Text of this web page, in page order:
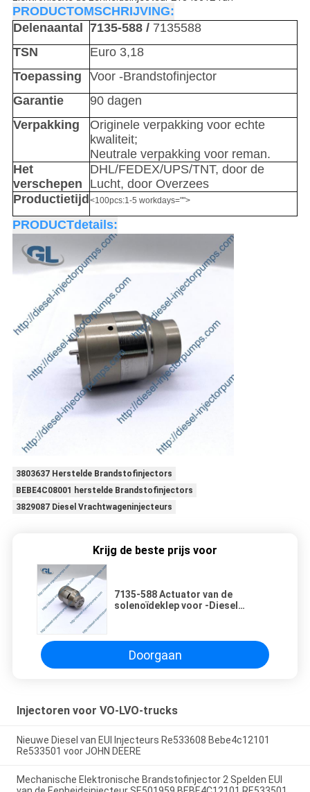
PRODUCTOMSCHRIJVING:
Delenaantal
7135-588 / 7135588
TSN
Euro 3,18
Toepassing
Voor -Brandstofinjector
Garantie
90 dagen
Verpakking
Originele verpakking voor echte
kwaliteit;
Neutrale verpakking voor reman.
Het
verschepen
DHL/FEDEX/UPS/TNT, door de
Lucht, door Overzees
Productietijd <100pcs:1-5 workdays="">
PRODUCTdetails:
3803637 Herstelde Brandstofinjectors
BEBE4C08001 herstelde Brandstofinjectors
3829087 Diesel Vrachtwageninjecteurs
Krijg de beste prijs voor
7135-588 Actuator van de
solenoïdeklep voor -Diesel
Doorgaan
Injectoren voor VO-LVO-trucks
Nieuwe Diesel van EUI Injecteurs Re533608 Bebe4c12101
Re533501 voor JOHN DEERE
Mechanische Elektronische Brandstofinjector 2 Spelden EUI